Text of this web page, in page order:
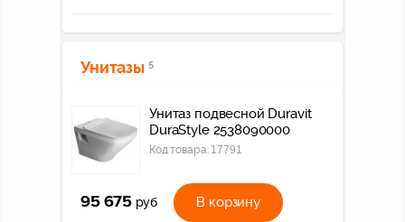
Унитазы 5
Унитаз подвесной Duravit
DuraStyle 2538090000
Код товара: 17791
95 675 руб В корзину